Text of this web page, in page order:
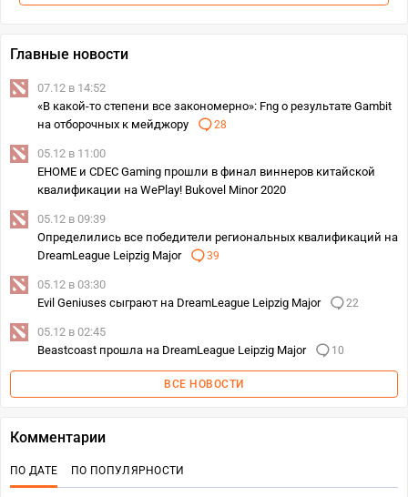
Главные новости
07.12 в 14:52
«В какой-то степени все закономерно»: Fng о результате Gambit
на отборочных к мейджору
28
05.12 в 11:00
EHOME и CDEC Gaming прошли в финал виннеров китайской
квалификации на WePlay! Bukovel Minor 2020
05.12 в 09:39
Определились все победители региональных квалификаций на
DreamLeague Leipzig Major
39
05.12 в 03:30
Evil Geniuses сыграют на DreamLeague Leipzig Major
22
05.12 в 02:45
Beastcoast прошла на DreamLeague Leipzig Major
10
ВСЕ НОВОСТИ
Комментарии
ПО ДАТЕ ПО ПОПУЛЯРНОСТИ